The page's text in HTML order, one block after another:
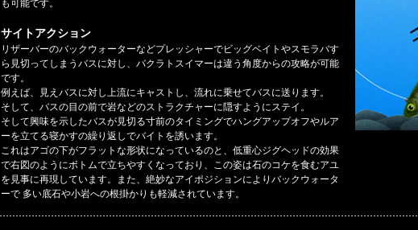
も可能です。
サイトアクション
リザーバーのバックウォーターなどプレッシャーでビッグベイトやスモラバす
ら見切ってしまうバスに対し、バクラトスイマーは違う角度からの攻略が可能
です。
例えば、見えバスに対し上流にキャストし、流れに乗せてバスに送ります。
そして、バスの目の前で岩などのストラクチャーに隠すようにステイ。
そして興味を示したバスが見切る寸前のタイミングでハングアップオフやルア
ーを立てる寝かすの繰り返しでバイトを誘います。
これはアゴの下がフラットな形状になっているのと、低重心ジグヘッドの効果
で右図のようにボトムで立ちやすくなっており、この姿は石のコケを食むアユ
を見事に再現しています。また、絶妙なアイポジションによりバックウォータ
ーで 多い底石や小岩への根掛かりも軽減されています。